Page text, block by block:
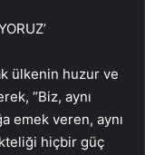
ülkenin huzur ve
“Biz, aynı
emek veren, aynı
hiçbir güç